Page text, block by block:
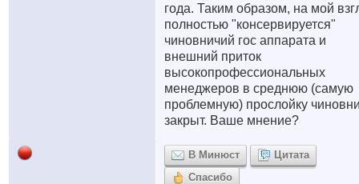
года. Таким образом, на мой
полностью "консервируется"
чиновничий гос аппарата и
внешний приток
высокопрофессиональных
менеджеров в среднюю (самую
проблемную) прослойку
закрыт. Ваше мнение?
В Минюст
Цитата
Спасибо